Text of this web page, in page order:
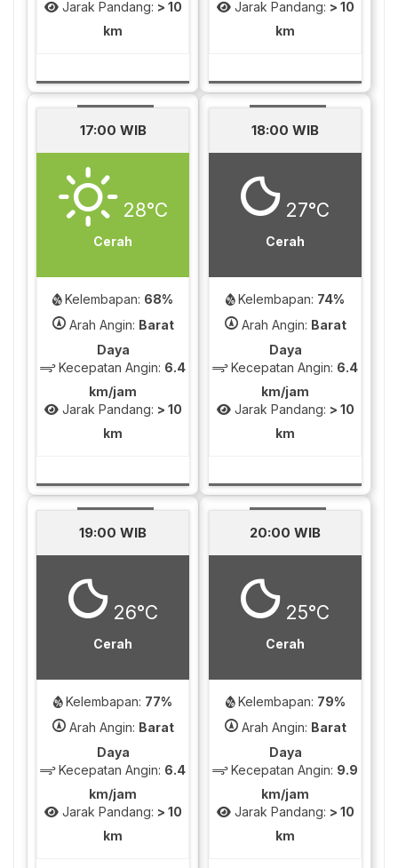
Jarak Pandang: > 10
km
Jarak Pandang: > 10
km
17:00 WIB
28°C
Cerah
Kelembapan: 68%
Arah Angin: Barat
Daya
Kecepatan Angin: 6.4
km/jam
Jarak Pandang: > 10
km
18:00 WIB
27°C
Cerah
Kelembapan: 74%
Arah Angin: Barat
Daya
Kecepatan Angin: 6.4
km/jam
Jarak Pandang: > 10
km
19:00 WIB
26°C
Cerah
Kelembapan: 77%
Arah Angin: Barat
Daya
Kecepatan Angin: 6.4
km/jam
Jarak Pandang: > 10
km
20:00 WIB
25°C
Cerah
Kelembapan: 79%
Arah Angin: Barat
Daya
Kecepatan Angin: 9.9
km/jam
Jarak Pandang: > 10
km